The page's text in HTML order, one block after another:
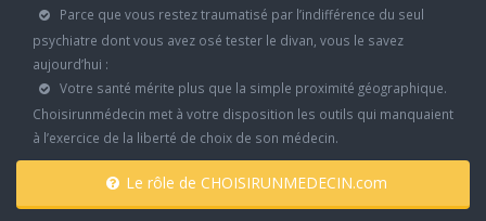
Parce que vous restez traumatisé par l’indifférence du seul
psychiatre dont vous avez osé tester le divan, vous le savez
aujourd’hui :
Votre santé mérite plus que la simple proximité géographique.
Choisirunmédecin met à votre disposition les outils qui manquaient
à l’exercice de la liberté de choix de son médecin.
Le rôle de CHOISIRUNMEDECIN.com